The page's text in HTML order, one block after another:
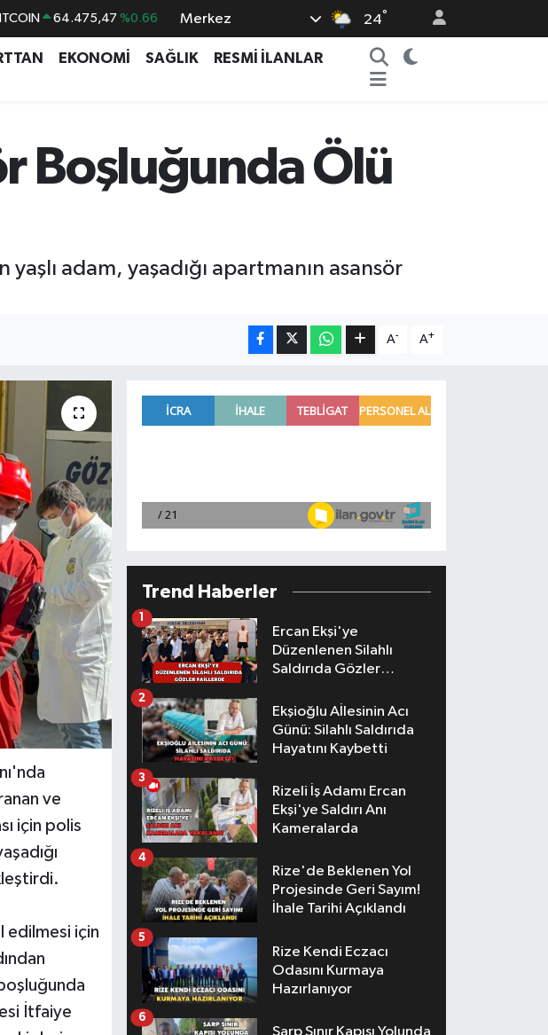
64.475,47 %0.66
DOLAR 47,5971 %0.05
ALTIN %0.54
BİST100 13.703 %0
Merkez 24°
EKONOMİ SAĞLIK
RESMİ İLANLAR
Boşluğunda Ölü
adam, yaşadığı apartmanın asansör
A- A+
ve
için polis
edilmesi için
İtfaiye
Trend Haberler
Ercan Ekşi'ye
Düzenlenen Silahlı
Saldırıda Gözler
1
Ekşioğlu Aİlesinin Acı
Günü: Silahlı Saldırıda
Hayatını Kaybetti
2
Rizeli İş Adamı Ercan
Ekşi'ye Saldırı Anı
Kameralarda
3
Rize'de Beklenen Yol
Projesinde Geri Sayım!
İhale Tarihi Açıklandı
4
Rize Kendi Eczacı
Odasını Kurmaya
Hazırlanıyor
5
Sarp Sınır Kapısı Yolunda
6